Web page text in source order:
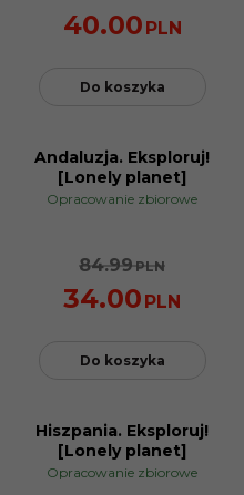
40.00 PLN
Do koszyka
PROMOCJA
Andaluzja. Eksploruj!
[Lonely planet]
Opracowanie zbiorowe
84.99PLN
34.00 PLN
Do koszyka
Hiszpania. Eksploruj!
[Lonely planet]
Opracowanie zbiorowe